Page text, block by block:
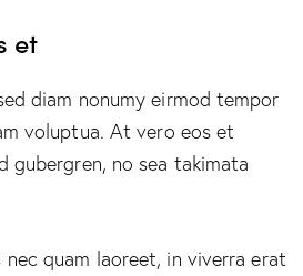
et
diam nonumy eirmod tempor
voluptua. At vero eos et
gubergren, no sea takimata
quam laoreet, in viverra erat